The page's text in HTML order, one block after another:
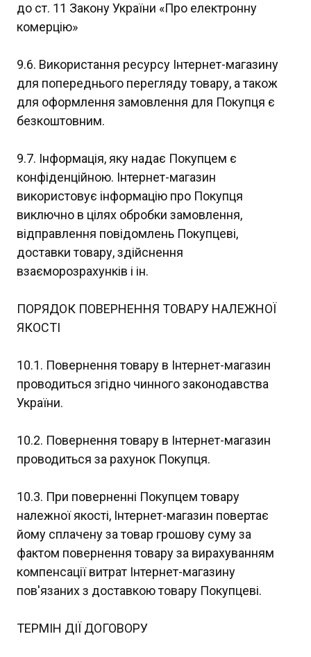
до ст. 11 Закону України «Про електронну
комерцію»
9.6. Використання ресурсу Інтернет-магазину
для попереднього перегляду товару, а також
для оформлення замовлення для Покупця є
безкоштовним.
9.7. Інформація, яку надає Покупцем є
конфіденційною. Інтернет-магазин
використовує інформацію про Покупця
виключно в цілях обробки замовлення,
відправлення повідомлень Покупцеві,
доставки товару, здійснення
взаєморозрахунків і ін.
ПОРЯДОК ПОВЕРНЕННЯ ТОВАРУ НАЛЕЖНОЇ
ЯКОСТІ
10.1. Повернення товару в Інтернет-магазин
проводиться згідно чинного законодавства
України.
10.2. Повернення товару в Інтернет-магазин
проводиться за рахунок Покупця.
10.3. При поверненні Покупцем товару
належної якості, Інтернет-магазин повертає
йому сплачену за товар грошову суму за
фактом повернення товару за вирахуванням
компенсації витрат Інтернет-магазину
пов'язаних з доставкою товару Покупцеві.
ТЕРМІН ДІЇ ДОГОВОРУ